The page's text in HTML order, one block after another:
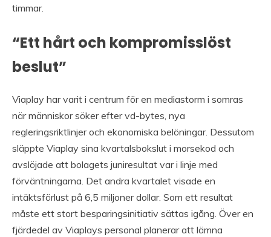
timmar.
“Ett hårt och kompromisslöst
beslut”
Viaplay har varit i centrum för en mediastorm i somras
när människor söker efter vd-bytes, nya
regleringsriktlinjer och ekonomiska belöningar. Dessutom
släppte Viaplay sina kvartalsbokslut i morsekod och
avslöjade att bolagets juniresultat var i linje med
förväntningarna. Det andra kvartalet visade en
intäktsförlust på 6,5 miljoner dollar. Som ett resultat
måste ett stort besparingsinitiativ sättas igång. Över en
fjärdedel av Viaplays personal planerar att lämna